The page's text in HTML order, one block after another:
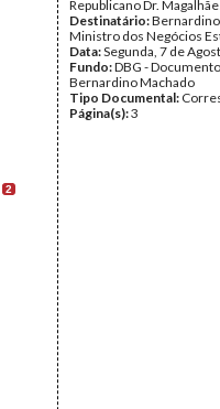
2
Republicano Dr.
Destinatário:
Ministro dos Negócios
Data:Segunda, 7 de
Fundo:DBG -
Bernardino Machado
Tipo Documental:
Página(s):3